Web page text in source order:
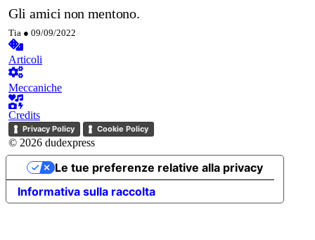
Gli amici non mentono.
Tia ● 09/09/2022
Articoli
Meccaniche
Credits
Privacy Policy Cookie Policy
© 2026 dudexpress
Informativa sulla raccolta
Le tue preferenze relative alla privacy